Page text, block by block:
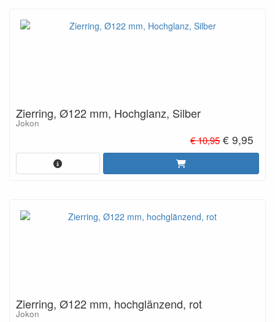
Zierring, Ø122 mm, Hochglanz, Silber
Jokon
€ 10,95€ 9,95
Zierring, Ø122 mm, hochglänzend, rot
Jokon